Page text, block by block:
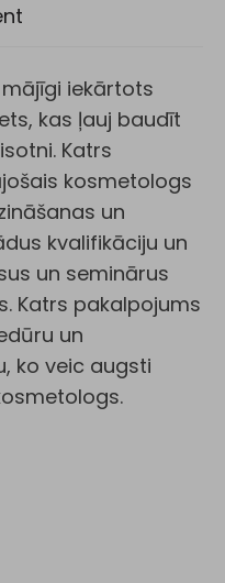
iekārtots
kas ļauj baudīt
Katrs
kosmetologs
un
kvalifikāciju un
un seminārus
Katrs pakalpojums
un
ko veic augsti